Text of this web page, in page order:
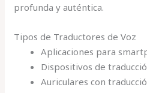
profunda y auténtica.
Tipos de Traductores de Voz
Aplicaciones para
Dispositivos de
Auriculares con